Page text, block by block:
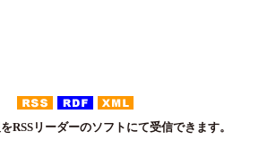
RSSリーダーのソフトにて受信できます。